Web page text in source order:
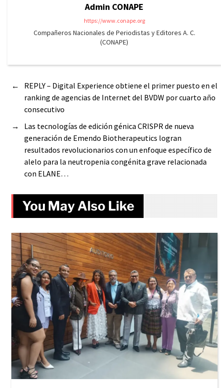
Admin CONAPE
https://www.conape.org
Compañeros Nacionales de Periodistas y Editores A. C.
(CONAPE)
←
REPLY – Digital Experience obtiene el primer puesto en el
ranking de agencias de Internet del BVDW por cuarto año
consecutivo
→
Las tecnologías de edición génica CRISPR de nueva
generación de Emendo Biotherapeutics logran
resultados revolucionarios con un enfoque específico de
alelo para la neutropenia congénita grave relacionada
con ELANE…
You May Also Like